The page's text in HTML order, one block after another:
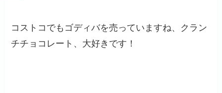
コストコでもゴディバを売っていますね、クラン
チチョコレート、大好きです！